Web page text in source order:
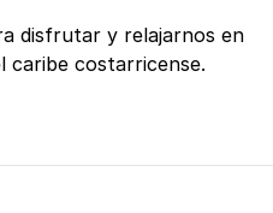
disfrutar y relajarnos en
caribe costarricense.